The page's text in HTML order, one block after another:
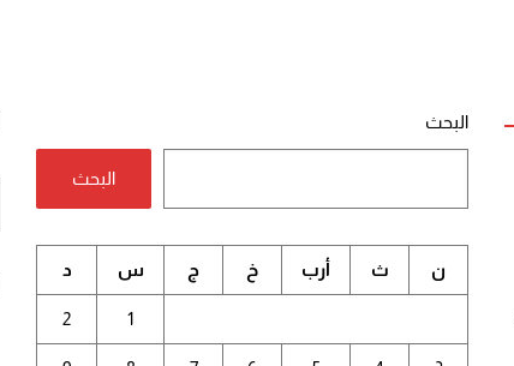
البحث
البحث
ن ث أرب خ ج س د
1
2